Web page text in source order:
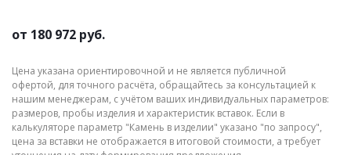
от 180 972 руб.
Цена указана ориентировочной и не является публичной
офертой, для точного расчёта, обращайтесь за консультацией к
нашим менеджерам, с учётом ваших индивидуальных параметров:
размеров, пробы изделия и характеристик вставок. Если в
калькуляторе параметр "Камень в изделии" указано "по запросу",
цена за вставки не отображается в итоговой стоимости, а требует